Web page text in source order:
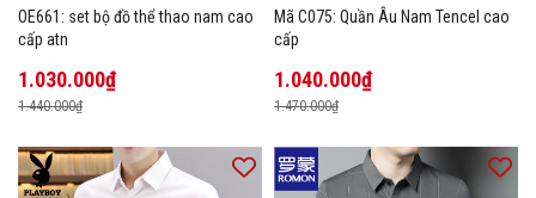
OE661: set bộ đồ thể thao nam cao
cấp atn
1.030.000₫
1.440.000₫
Mã C075: Quần Âu Nam Tencel cao
cấp
1.040.000₫
1.470.000₫